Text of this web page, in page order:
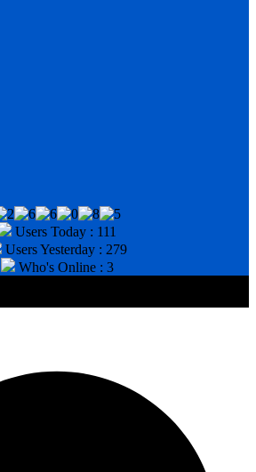
Users Today : 111
Users Yesterday : 279
Who's Online : 3